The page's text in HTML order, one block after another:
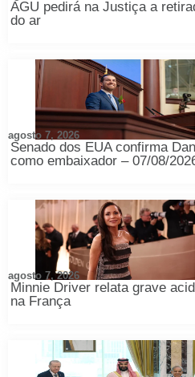
AGU pedirá na Justiça a
do ar
Senado dos EUA confirma
como embaixador – 07/08/
agosto 7, 2026
Minnie Driver relata grave
na França
agosto 7, 2026